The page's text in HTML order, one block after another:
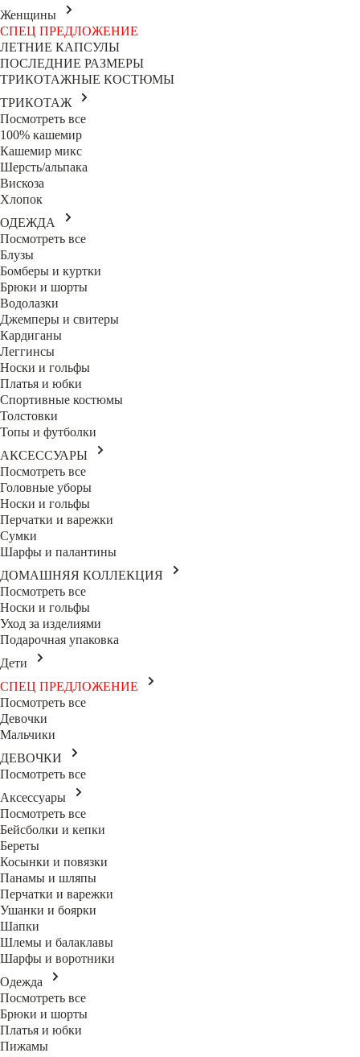
Женщины
СПЕЦ ПРЕДЛОЖЕНИЕ
ЛЕТНИЕ КАПСУЛЫ
ПОСЛЕДНИЕ РАЗМЕРЫ
ТРИКОТАЖНЫЕ КОСТЮМЫ
ТРИКОТАЖ
Посмотреть все
100% кашемир
Кашемир микс
Шерсть/альпака
Вискоза
Хлопок
ОДЕЖДА
Посмотреть все
Блузы
Бомберы и куртки
Брюки и шорты
Водолазки
Джемперы и свитеры
Кардиганы
Леггинсы
Носки и гольфы
Платья и юбки
Спортивные костюмы
Толстовки
Топы и футболки
АКСЕССУАРЫ
Посмотреть все
Головные уборы
Носки и гольфы
Перчатки и варежки
Сумки
Шарфы и палантины
ДОМАШНЯЯ КОЛЛЕКЦИЯ
Посмотреть все
Носки и гольфы
Уход за изделиями
Подарочная упаковка
Дети
СПЕЦ ПРЕДЛОЖЕНИЕ
Посмотреть все
Девочки
Мальчики
ДЕВОЧКИ
Посмотреть все
Аксессуары
Посмотреть все
Бейсболки и кепки
Береты
Косынки и повязки
Панамы и шляпы
Перчатки и варежки
Ушанки и боярки
Шапки
Шлемы и балаклавы
Шарфы и воротники
Одежда
Посмотреть все
Брюки и шорты
Платья и юбки
Пижамы